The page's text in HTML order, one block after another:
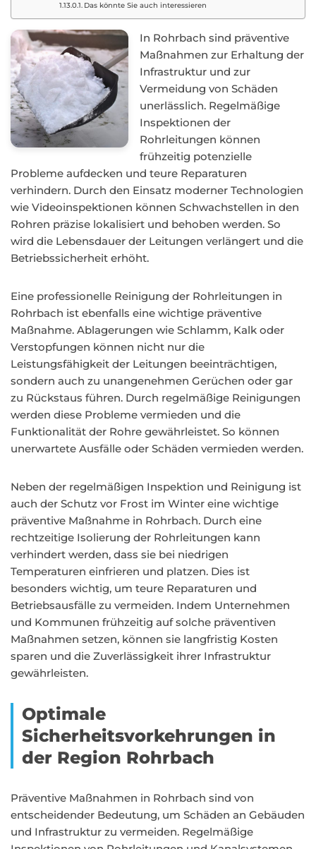
Das könnte Sie auch interessieren
In Rohrbach sind präventive
Maßnahmen zur Erhaltung der
Infrastruktur und zur
Vermeidung von Schäden
unerlässlich. Regelmäßige
Inspektionen der
Rohrleitungen können
frühzeitig potenzielle
Probleme aufdecken und teure Reparaturen
verhindern. Durch den Einsatz moderner Technologien
wie Videoinspektionen können Schwachstellen in den
Rohren präzise lokalisiert und behoben werden. So
wird die Lebensdauer der Leitungen verlängert und die
Betriebssicherheit erhöht.
Eine professionelle Reinigung der Rohrleitungen in
Rohrbach ist ebenfalls eine wichtige präventive
Maßnahme. Ablagerungen wie Schlamm, Kalk oder
Verstopfungen können nicht nur die
Leistungsfähigkeit der Leitungen beeinträchtigen,
sondern auch zu unangenehmen Gerüchen oder gar
zu Rückstaus führen. Durch regelmäßige Reinigungen
werden diese Probleme vermieden und die
Funktionalität der Rohre gewährleistet. So können
unerwartete Ausfälle oder Schäden vermieden werden.
Neben der regelmäßigen Inspektion und Reinigung ist
auch der Schutz vor Frost im Winter eine wichtige
präventive Maßnahme in Rohrbach. Durch eine
rechtzeitige Isolierung der Rohrleitungen kann
verhindert werden, dass sie bei niedrigen
Temperaturen einfrieren und platzen. Dies ist
besonders wichtig, um teure Reparaturen und
Betriebsausfälle zu vermeiden. Indem Unternehmen
und Kommunen frühzeitig auf solche präventiven
Maßnahmen setzen, können sie langfristig Kosten
sparen und die Zuverlässigkeit ihrer Infrastruktur
gewährleisten.
Optimale
Sicherheitsvorkehrungen in
der Region Rohrbach
Präventive Maßnahmen in Rohrbach sind von
entscheidender Bedeutung, um Schäden an Gebäuden
und Infrastruktur zu vermeiden. Regelmäßige